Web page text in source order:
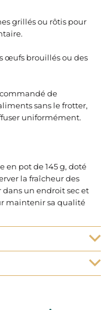
grillés ou rôtis pour
œufs brouillés ou des
de
sans le frotter,
uniformément.
en pot de 145 g, doté
la fraîcheur des
dans un endroit sec et
maintenir sa qualité
?